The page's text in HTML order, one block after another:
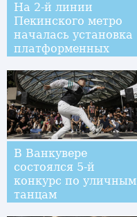
На 2-й линии
Пекинского метро
началась установка
платформенных
В Ванкувере
состоялся 5-й
конкурс по уличным
танцам